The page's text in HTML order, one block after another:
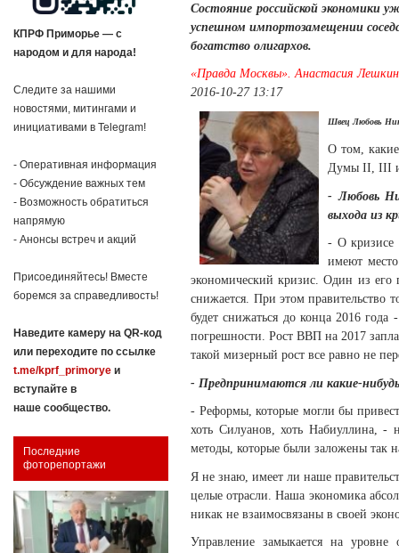
КПРФ Приморье — с
народом и для народа!
Следите за нашими
новостями, митингами и
инициативами в Telegram!
- Оперативная информация
- Обсуждение важных тем
- Возможность обратиться
напрямую
- Анонсы встреч и акций
Присоединяйтесь! Вместе
боремся за справедливость!
Наведите камеру на QR-код
или переходите по ссылке
t.me/kprf_primorye и
вступайте в
наше сообщество.
Последние
фоторепортажи
Состояние российской экономики
успешном импортозамещении
богатство олигархов.
«Правда Москвы». Анастасия
2016-10-27 13:17
Швец Любовь
О том, какие
Думы II, III
- Любовь
выхода из
- О кризисе
имеют
экономический кризис. Один из его
снижается. При этом правительство
будет снижаться до конца 2016
погрешности. Рост ВВП на 2017
такой мизерный рост все равно не
- Предпринимаются ли какие-
- Реформы, которые могли бы
хоть Силуанов, хоть Набиуллина, -
методы, которые были заложены так
Я не знаю, имеет ли наше
целые отрасли. Наша экономика
никак не взаимосвязаны в своей
Управление замыкается на